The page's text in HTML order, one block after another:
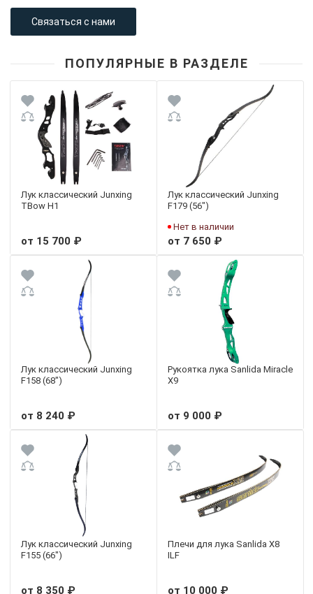
Связаться с нами
ПОПУЛЯРНЫЕ В РАЗДЕЛЕ
Лук классический Junxing
TBow H1
от 15 700 ₽
Лук классический Junxing
F179 (56")
Нет в наличии
от 7 650 ₽
Лук классический Junxing
F158 (68")
от 8 240 ₽
Рукоятка лука Sanlida Miracle
X9
от 9 000 ₽
Лук классический Junxing
F155 (66")
от 8 350 ₽
Плечи для лука Sanlida X8
ILF
от 10 000 ₽